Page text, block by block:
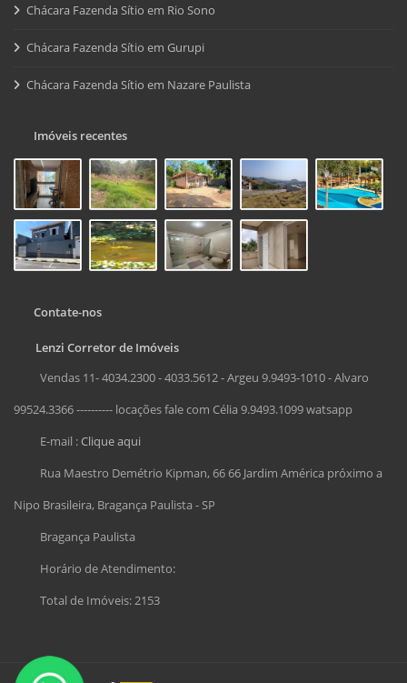
Chácara Fazenda Sítio em Rio Sono
Chácara Fazenda Sítio em Gurupi
Chácara Fazenda Sítio em Nazare Paulista
Imóveis recentes
Contate-nos
Lenzi Corretor de Imóveis
Vendas 11- 4034.2300 - 4033.5612 - Argeu 9.9493-1010 - Alvaro
99524.3366 ---------- locações fale com Célia 9.9493.1099 watsapp
E-mail :Clique aqui
Rua Maestro Demétrio Kipman, 66 66 Jardim América próximo a
Nipo Brasileira, Bragança Paulista - SP
Bragança Paulista
Horário de Atendimento:
Total de Imóveis: 2153